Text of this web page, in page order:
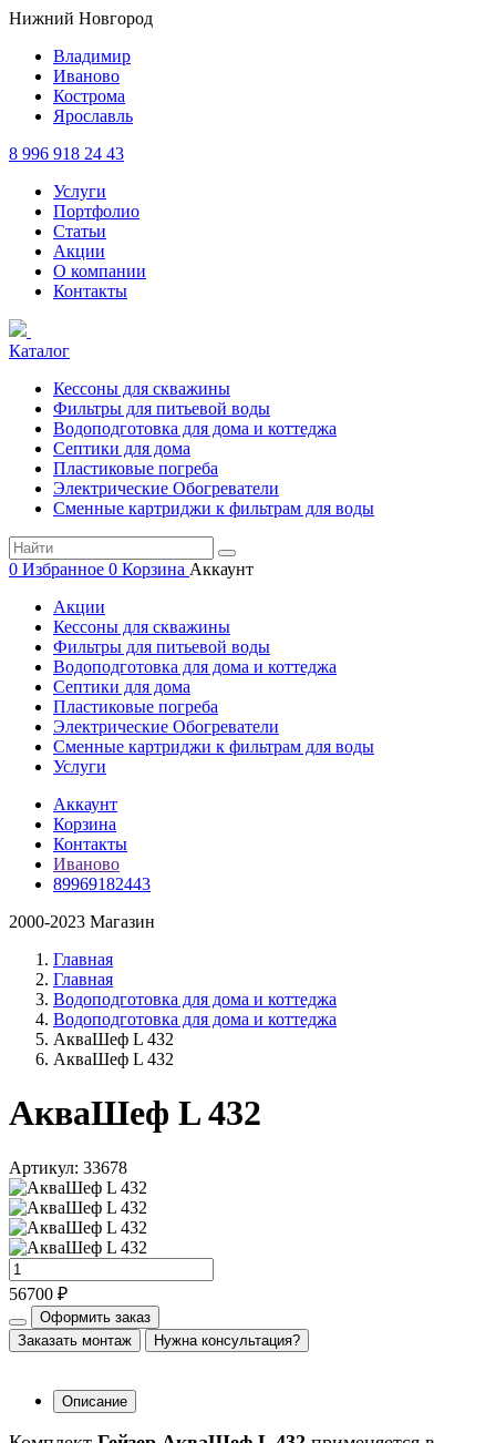
Нижний Новгород
Владимир
Иваново
Кострома
Ярославль
8 996 918 24 43
Услуги
Портфолио
Статьи
Акции
О компании
Контакты
Каталог
Кессоны для скважины
Фильтры для питьевой воды
Водоподготовка для дома и коттеджа
Септики для дома
Пластиковые погреба
Электрические Обогреватели
Сменные картриджи к фильтрам для воды
0 Избранное 0 Корзина Аккаунт
Акции
Кессоны для скважины
Фильтры для питьевой воды
Водоподготовка для дома и коттеджа
Септики для дома
Пластиковые погреба
Электрические Обогреватели
Сменные картриджи к фильтрам для воды
Услуги
Аккаунт
Корзина
Контакты
Иваново
89969182443
2000-2023 Магазин
Главная
Главная
Водоподготовка для дома и коттеджа
Водоподготовка для дома и коттеджа
АкваШеф L 432
АкваШеф L 432
АкваШеф L 432
Артикул: 33678
56700 ₽
Оформить заказ
Заказать монтаж
Нужна консультация?
Описание